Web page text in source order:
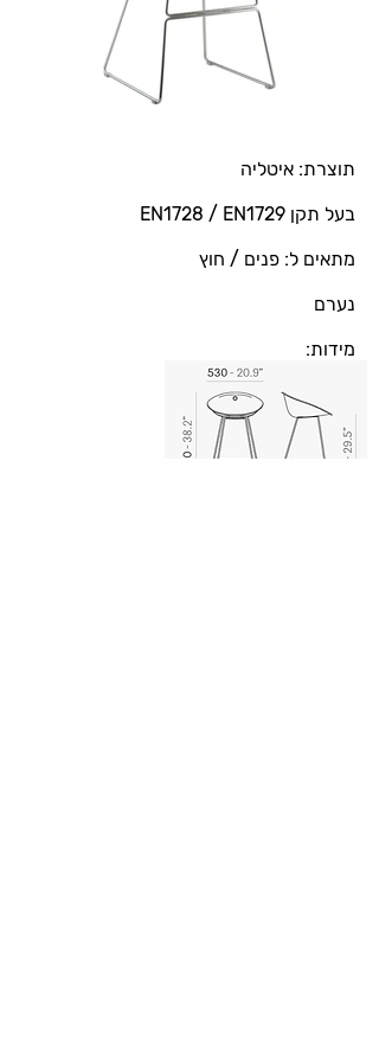
תוצרת: איטליה
בעל תקן EN1728 / EN1729
מתאים ל: פנים / חוץ
נערם
מידות: